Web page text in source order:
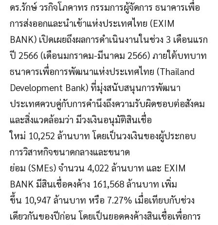
ดร.รักษ์ วรกิจโภคาทร กรรมการผู้จัดการ ธนาคารเพื่อ
การส่งออกและนำเข้าแห่งประเทศไทย (EXIM
BANK) เปิดเผยถึงผลการดำเนินงานในช่วง 3 เดือนแรก
ปี 2566 (เดือนมกราคม-มีนาคม 2566) ภายใต้บทบาท
ธนาคารเพื่อการพัฒนาแห่งประเทศไทย (Thailand
Development Bank) ที่มุ่งสนับสนุนการพัฒนา
ประเทศควบคู่กับการคำนึงถึงความรับผิดชอบต่อสังคม
และสิ่งแวดล้อมว่า มีวงเงินอนุมัติสินเชื่อ
ใหม่ 10,252 ล้านบาท โดยเป็นวงเงินของผู้ประกอบ
การวิสาหกิจขนาดกลางและขนาด
ย่อม (SMEs) จำนวน 4,022 ล้านบาท และ EXIM
BANK มีสินเชื่อคงค้าง 161,568 ล้านบาท เพิ่ม
ขึ้น 10,947 ล้านบาท หรือ 7.27% เมื่อเทียบกับช่วง
เดียวกันของปีก่อน โดยเป็นยอดคงค้างสินเชื่อเพื่อการ